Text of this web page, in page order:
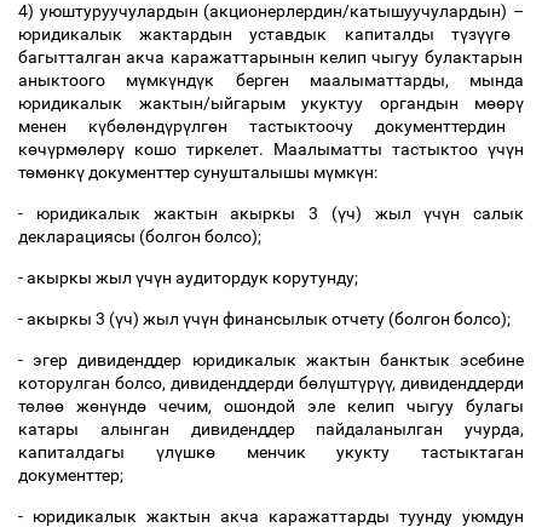
4) уюштуруучулардын (акционерлердин/катышуучулардын) –
юридикалык жактардын уставдык капиталды түзүүгө
багытталган акча каражаттарынын келип чыгуу булактарын
аныктоого мүмкүндүк берген маалыматтарды, мында
юридикалык жактын/ыйгарым укуктуу органдын мөөрү
менен күбөлөндүрүлгөн тастыктоочу документтердин
көчүрмөлөрү кошо тиркелет. Маалыматты тастыктоо үчүн
төмөнкү документтер сунушталышы мүмкүн:
- юридикалык жактын акыркы 3 (үч) жылүчүн салык
декларациясы (болгон болсо);
- акыркы жыл үчүн аудитордук корутунду;
- акыркы 3 (үч) жыл үчүн финансылык отчету (болгон болсо);
- эгер дивиденддер юридикалык жактын банктык эсебине
которулган болсо, дивиденддерди бөлүштүрүү, дивиденддерди
төлөө жөнүндө чечим, ошондой эле келип чыгуу булагы
катары алынган дивиденддер пайдаланылган учурда,
капиталдагы үлүшкөменчик укукту тастыктаган
документтер;
- юридикалык жактын акча каражаттарды туунду уюмдун